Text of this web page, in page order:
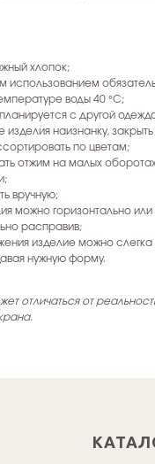
хлопок;
использованием
воды 40 °С;
с другой
изделия наизнанку,
по цветам;
отжим на малых
вручную;
можно горизонтально или
расправив;
изделие можно слегка
нужную форму.
отличаться от